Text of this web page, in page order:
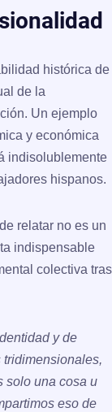
histórica de
de la
Un ejemplo
y económica
indisolublemente
hispanos.
relatar no es un
indispensable
colectiva tras
y de
tridimensionales,
solo una cosa u
eso de